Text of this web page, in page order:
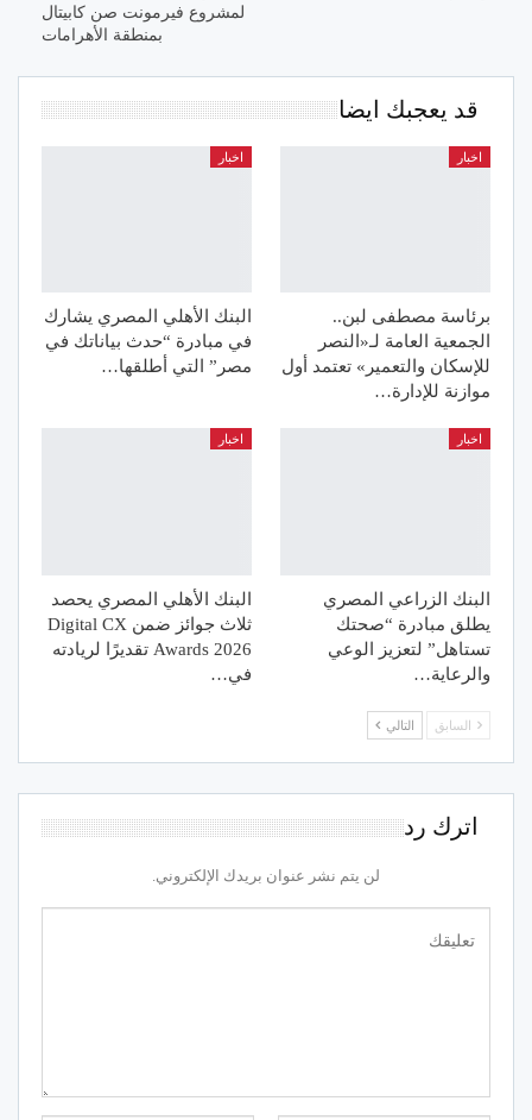
لمشروع فيرمونت صن كابيتال
بمنطقة الأهرامات
قد يعجبك ايضا
اخبار
برئاسة مصطفى لبن..
الجمعية العامة لـ«النصر
للإسكان والتعمير» تعتمد أول
موازنة للإدارة…
اخبار
البنك الأهلي المصري يشارك
في مبادرة “حدث بياناتك في
مصر” التي أطلقها…
اخبار
البنك الزراعي المصري
يطلق مبادرة “صحتك
تستاهل” لتعزيز الوعي
والرعاية…
اخبار
البنك الأهلي المصري يحصد
ثلاث جوائز ضمن Digital CX
Awards 2026 تقديرًا لريادته
في…
السابق التالي
اترك رد
لن يتم نشر عنوان بريدك الإلكتروني.